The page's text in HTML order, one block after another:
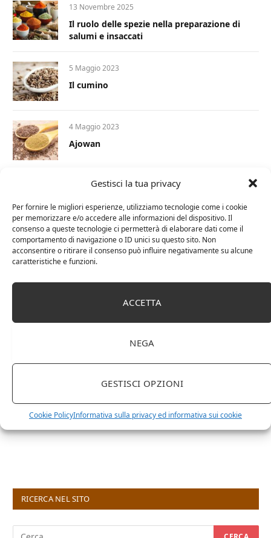
Gestisci la tua privacy
Per fornire le migliori esperienze, utilizziamo tecnologie come i cookie
per memorizzare e/o accedere alle informazioni del dispositivo. Il
consenso a queste tecnologie ci permetterà di elaborare dati come il
comportamento di navigazione o ID unici su questo sito. Non
acconsentire o ritirare il consenso può influire negativamente su alcune
caratteristiche e funzioni.
ACCETTA
NEGA
GESTISCI OPZIONI
Cookie PolicyInformativa sulla privacy ed informativa sui cookie
13 Novembre 2025
Il ruolo delle spezie nella preparazione di
salumi e insaccati
5 Maggio 2023
Il cumino
4 Maggio 2023
Ajowan
1 Dicembre 2022
Curcumina: tutte le proprietà e i benefici per
la nostra salute
17 Novembre 2022
Le spezie in cucina: 3 libri imperdibili
RICERCA NEL SITO